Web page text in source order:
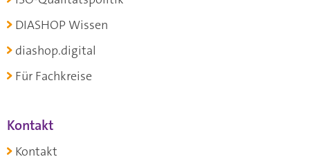
DIASHOP Wissen
diashop.digital
Für Fachkreise
Kontakt
Kontakt